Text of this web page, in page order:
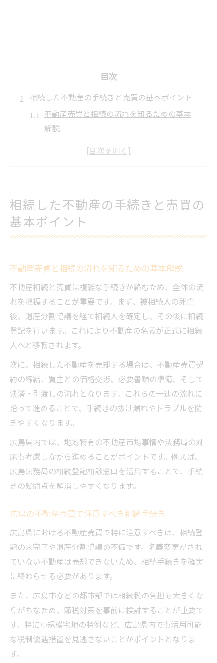
目次
相続した不動産の手続きと売買の基本ポイント
不動産売買と相続の流れを知るための基本
解説
広島の不動産売買で注意すべき相続手続き
不動産売買に強い広島司法書士の選び方ガ
イド
不動産売買を含む広島県内の相続対策ガイド
方法
不動産売買に役立つ広島相続税対策の基礎
知識
相続した不動産の売買時に考える節税のポ
イント
広島の法務局や相談窓口を利用した相続対
策
不動産売買を含む広島相続相談の活用メリ
ット
不動産相続で押さえるべき節税と名義変更の流
れ
不動産売買における相続税節税の重要な仕
組み
相続不動産の名義変更と売買の手順を徹底
解説
情報
不動産売買を前提とした相続の名義変更の
注意点
広島相続税の負担軽減に役立つ不動産売買
活用法
相続と不動産売却の最適な進め方を徹底解説
相続した不動産売買の最適なタイミングと
流れ
広島で実践できる不動産売却と相続手続き
相続した不動産の手続きと売買の
基本ポイント
不動産売買と相続の流れを知るための基本解説
不動産相続と売買は複雑な手続きが絡むため、全体の流
れを把握することが重要です。まず、被相続人の死亡
後、遺産分割協議を経て相続人を確定し、その後に相続
登記を行います。これにより不動産の名義が正式に相続
人へと移転されます。
次に、相続した不動産を売却する場合は、不動産売買契
約の締結、買主との価格交渉、必要書類の準備、そして
決済・引渡しの流れとなります。これらの一連の流れに
沿って進めることで、手続きの抜け漏れやトラブルを防
ぎやすくなります。
広島県内では、地域特有の不動産市場事情や法務局の対
応も考慮しながら進めることがポイントです。例えば、
広島法務局の相続登記相談窓口を活用することで、手続
きの疑問点を解消しやすくなります。
広島の不動産売買で注意すべき相続手続き
広島県における不動産売買で特に注意すべきは、相続登
記の未完了や遺産分割協議の不備です。名義変更がされ
ていない不動産は売却できないため、相続手続きを確実
に終わらせる必要があります。
また、広島市などの都市部では相続税の負担も大きくな
りがちなため、節税対策を事前に検討することが重要で
す。特に小規模宅地の特例など、広島県内でも活用可能
な税制優遇措置を見逃さないことがポイントとなりま
す。